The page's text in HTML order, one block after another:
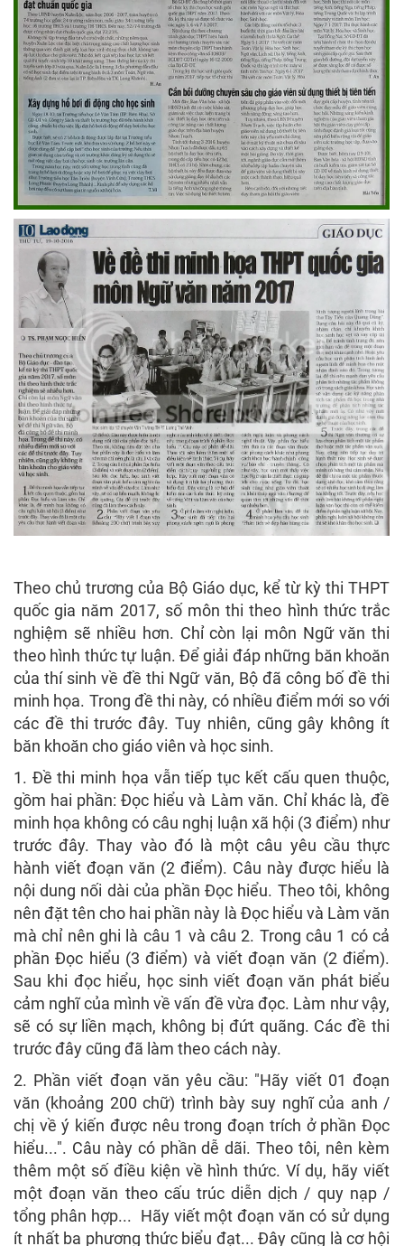
Theo chủ trương của Bộ Giáo dục, kể từ kỳ thi THPT
quốc gia năm 2017, số môn thi theo hình thức trắc
nghiệm sẽ nhiều hơn. Chỉ còn lại môn Ngữ văn thi
theo hình thức tự luận. Để giải đáp những băn khoăn
của thí sinh về đề thi Ngữ văn, Bộ đã công bố đề thi
minh họa. Trong đề thi này, có nhiều điểm mới so với
các đề thi trước đây. Tuy nhiên, cũng gây không ít
băn khoăn cho giáo viên và học sinh.
1. Đề thi minh họa vẫn tiếp tục kết cấu quen thuộc,
gồm hai phần: Đọc hiểu và Làm văn. Chỉ khác là, đề
minh họa không có câu nghị luận xã hội (3 điểm) như
trước đây. Thay vào đó là một câu yêu cầu thực
hành viết đoạn văn (2 điểm). Câu này được hiểu là
nội dung nối dài của phần Đọc hiểu. Theo tôi, không
nên đặt tên cho hai phần này là Đọc hiểu và Làm văn
mà chỉ nên ghi là câu 1 và câu 2. Trong câu 1 có cả
phần Đọc hiểu (3 điểm) và viết đoạn văn (2 điểm).
Sau khi đọc hiểu, học sinh viết đoạn văn phát biểu
cảm nghĩ của mình về vấn đề vừa đọc. Làm như vậy,
sẽ có sự liền mạch, không bị đứt quãng. Các đề thi
trước đây cũng đã làm theo cách này.
2. Phần viết đoạn văn yêu cầu: "Hãy viết 01 đoạn
văn (khoảng 200 chữ) trình bày suy nghĩ của anh /
chị về ý kiến được nêu trong đoạn trích ở phần Đọc
hiểu...". Câu này có phần dễ dãi. Theo tôi, nên kèm
thêm một số điều kiện về hình thức. Ví dụ, hãy viết
một đoạn văn theo cấu trúc diễn dịch / quy nạp /
tổng phân hợp... Hãy viết một đoạn văn có sử dụng
ít nhất ba phương thức biểu đạt... Đây cũng là cơ hội